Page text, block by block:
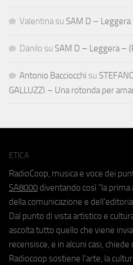
Valentina su SAM D –
Danilo su SAM D – Leggera –
Antonio Bacciocchi su
GALLUZZI – Una rotonda per
ETICA
RadioCoop, musica e voce dei
SA8000 diventando così "la
della comunicazione e
Dal punto di vista artistico e
ascolta tutto quello che viene
recensisce, e in alcuni casi,
Radiocoop sostiene l'arte, la